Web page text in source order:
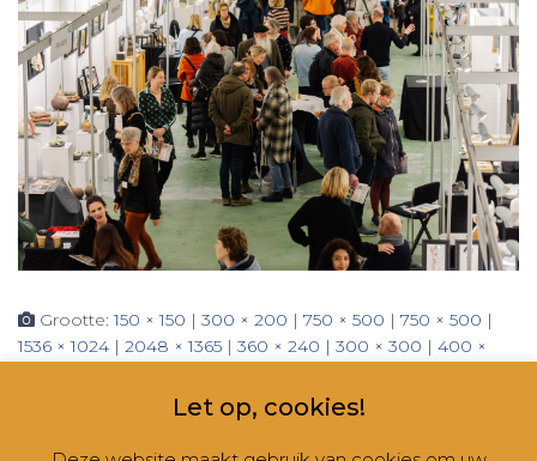
Grootte:150 × 150 | 300 × 200 | 750 × 500 | 750 × 500 |
1536 × 1024 | 2048 × 1365 | 360 × 240 | 300 × 300 | 400 ×
Let op, cookies!